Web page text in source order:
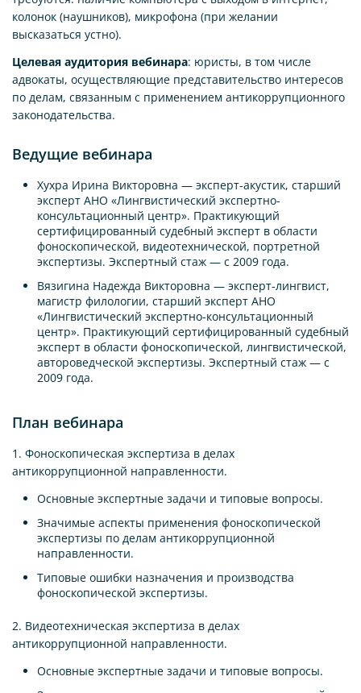
колонок (наушников), микрофона (при желании
высказаться устно).
Целевая аудитория вебинара: юристы, в том числе
адвокаты, осуществляющие представительство интересов
по делам, связанным с применением антикоррупционного
законодательства.
Ведущие вебинара
Хухра Ирина Викторовна — эксперт-акустик, старший
эксперт АНО «Лингвистический экспертно-
консультационный центр». Практикующий
сертифицированный судебный эксперт в области
фоноскопической, видеотехнической, портретной
экспертизы. Экспертный стаж — с 2009 года.
Вязигина Надежда Викторовна — эксперт-лингвист,
магистр филологии, старший эксперт АНО
«Лингвистический экспертно-консультационный
центр». Практикующий сертифицированный судебный
эксперт в области фоноскопической, лингвистической,
автороведческой экспертизы. Экспертный стаж — с
2009 года.
План вебинара
1. Фоноскопическая экспертиза в делах
антикоррупционной направленности.
Основные экспертные задачи и типовые вопросы.
Значимые аспекты применения фоноскопической
экспертизы по делам антикоррупционной
направленности.
Типовые ошибки назначения и производства
фоноскопической экспертизы.
2. Видеотехническая экспертиза в делах
антикоррупционной направленности.
Основные экспертные задачи и типовые вопросы.